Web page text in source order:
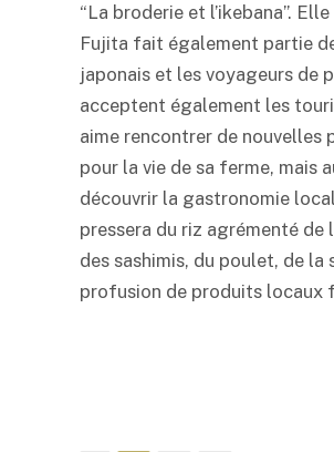
“La broderie et l’ikebana”.
Fujita fait également partie
japonais et les voyageurs de
acceptent également les
aime rencontrer de nouvelles
pour la vie de sa ferme, mais
découvrir la gastronomie
pressera du riz agrémenté de
des sashimis, du poulet, de la
profusion de produits locaux